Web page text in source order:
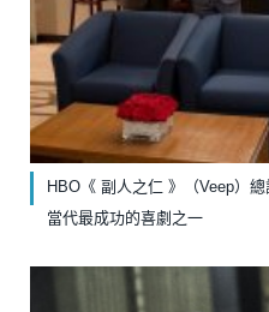
HBO《 副人之仁 》（Veep）
當代最成功的喜劇之一